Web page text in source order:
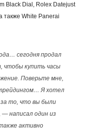
Black Dial, Rolex Datejust
также White Panerai
сегодня продал
чтобы купить часы
Поверьте мне,
Я хотел
то, что вы были
— написал один из
активно